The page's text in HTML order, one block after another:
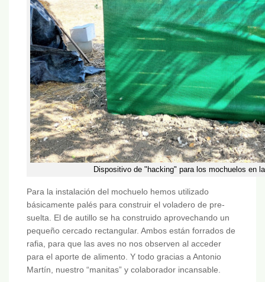
Dispositivo de "hacking" para los mochuelos en
Para la instalación del mochuelo hemos utilizado
básicamente palés para construir el voladero de pre-
suelta. El de autillo se ha construido aprovechando un
pequeño cercado rectangular. Ambos están forrados de
rafia, para que las aves no nos observen al acceder
para el aporte de alimento. Y todo gracias a Antonio
Martín, nuestro “manitas” y colaborador incansable.